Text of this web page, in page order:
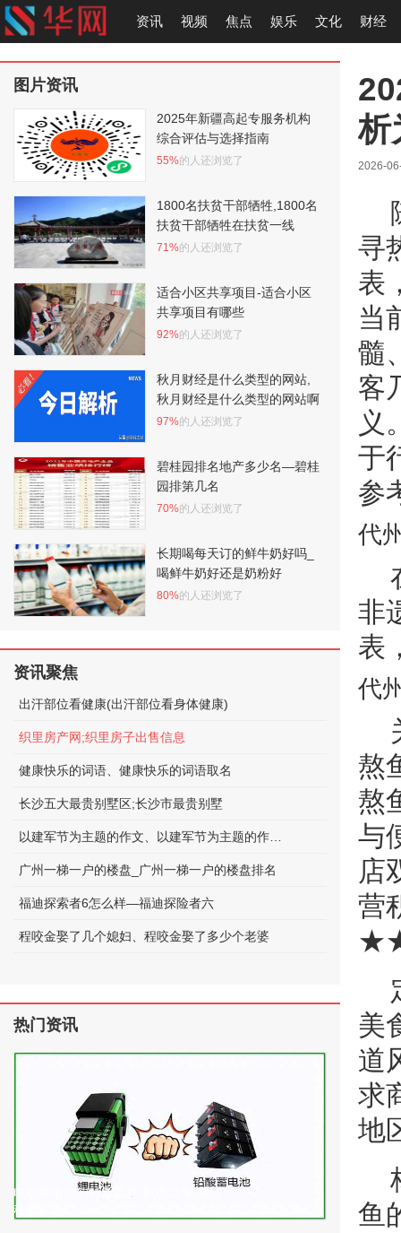
资讯 视频 焦点 娱乐 文化 财经
析
2026-
寻
表
当
髓
客
义
于
参
代
非
表
代
熬
熬
与
店
营
美
道
求
地
鱼
图片资讯
2025年新疆高起专服务机构
综合评估与选择指南
55%的人还浏览了
1800名扶贫干部牺牲,1800名
扶贫干部牺牲在扶贫一线
71%的人还浏览了
适合小区共享项目-适合小区
共享项目有哪些
92%的人还浏览了
秋月财经是什么类型的网站,
秋月财经是什么类型的网站啊
97%的人还浏览了
碧桂园排名地产多少名—碧桂
园排第几名
70%的人还浏览了
长期喝每天订的鲜牛奶好吗_
喝鲜牛奶好还是奶粉好
80%的人还浏览了
资讯聚焦
出汗部位看健康(出汗部位看身体健康)
织里房产网;织里房子出售信息
健康快乐的词语、健康快乐的词语取名
长沙五大最贵别墅区;长沙市最贵别墅
广州一梯一户的楼盘_广州一梯一户的楼盘排名
福迪探索者6怎么样—福迪探险者六
程咬金娶了几个媳妇、程咬金娶了多少个老婆
热门资讯
电动车电池的种类及标准(电动车 电池
种类)